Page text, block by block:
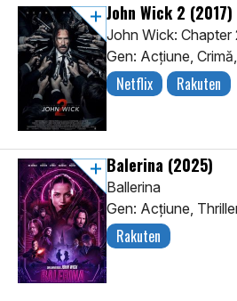
John Wick 2 (2017)
John Wick: Chapter
Gen: Acţiune,
Netflix Rakuten
Balerina (2025)
Ballerina
Gen: Acţiune,
Rakuten